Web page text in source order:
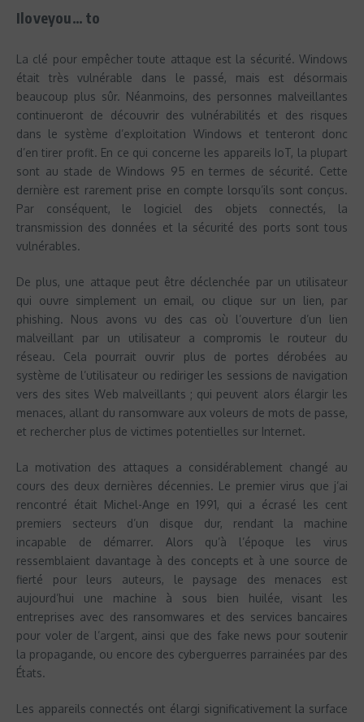
Iloveyou… to
La clé pour empêcher toute attaque est la sécurité. Windows
était très vulnérable dans le passé, mais est désormais
beaucoup plus sûr. Néanmoins, des personnes malveillantes
continueront de découvrir des vulnérabilités et des risques
dans le système d’exploitation Windows et tenteront donc
d’en tirer profit. En ce qui concerne les appareils IoT, la plupart
sont au stade de Windows 95 en termes de sécurité. Cette
dernière est rarement prise en compte lorsqu’ils sont conçus.
Par conséquent, le logiciel des objets connectés, la
transmission des données et la sécurité des ports sont tous
vulnérables.
De plus, une attaque peut être déclenchée par un utilisateur
qui ouvre simplement un email, ou clique sur un lien, par
phishing. Nous avons vu des cas où l’ouverture d’un lien
malveillant par un utilisateur a compromis le routeur du
réseau. Cela pourrait ouvrir plus de portes dérobées au
système de l’utilisateur ou rediriger les sessions de navigation
vers des sites Web malveillants ; qui peuvent alors élargir les
menaces, allant du ransomware aux voleurs de mots de passe,
et rechercher plus de victimes potentielles sur Internet.
La motivation des attaques a considérablement changé au
cours des deux dernières décennies. Le premier virus que j’ai
rencontré était Michel-Ange en 1991, qui a écrasé les cent
premiers secteurs d’un disque dur, rendant la machine
incapable de démarrer. Alors qu’à l’époque les virus
ressemblaient davantage à des concepts et à une source de
fierté pour leurs auteurs, le paysage des menaces est
aujourd’hui une machine à sous bien huilée, visant les
entreprises avec des ransomwares et des services bancaires
pour voler de l’argent, ainsi que des fake news pour soutenir
la propagande, ou encore des cyberguerres parrainées par des
États.
Les appareils connectés ont élargi significativement la surface